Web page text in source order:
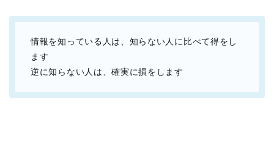
情報を知っている人は、知らない人に比べて得をし
ます
逆に知らない人は、確実に損をします